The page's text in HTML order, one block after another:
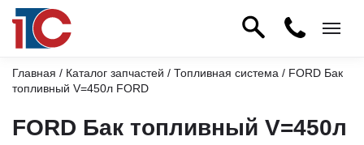
Главная / Каталог запчастей / Топливная система / FORD Бак
топливный V=450л FORD
FORD Бак топливный V=450л